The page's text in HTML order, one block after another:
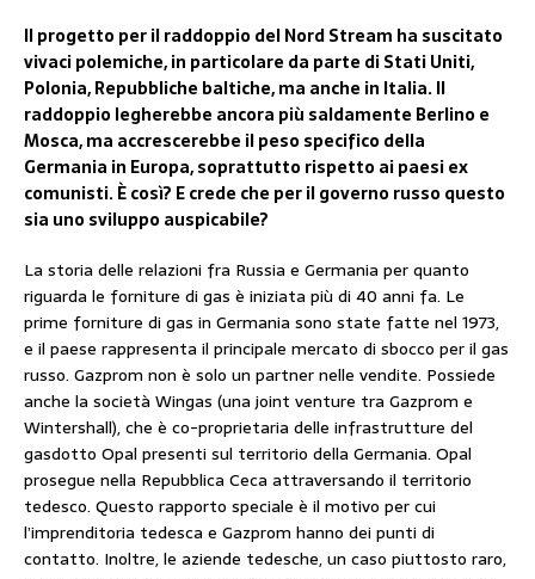
Il progetto per il raddoppio del Nord Stream ha suscitato
vivaci polemiche, in particolare da parte di Stati Uniti,
Polonia, Repubbliche baltiche, ma anche in Italia. Il
raddoppio legherebbe ancora più saldamente Berlino e
Mosca, ma accrescerebbe il peso specifico della
Germania in Europa, soprattutto rispetto ai paesi ex
comunisti. È così? E crede che per il governo russo questo
sia uno sviluppo auspicabile?
La storia delle relazioni fra Russia e Germania per quanto
riguarda le forniture di gas è iniziata più di 40 anni fa. Le
prime forniture di gas in Germania sono state fatte nel 1973,
e il paese rappresenta il principale mercato di sbocco per il gas
russo. Gazprom non è solo un partner nelle vendite. Possiede
anche la società Wingas (una joint venture tra Gazprom e
Wintershall), che è co-proprietaria delle infrastrutture del
gasdotto Opal presenti sul territorio della Germania. Opal
prosegue nella Repubblica Ceca attraversando il territorio
tedesco. Questo rapporto speciale è il motivo per cui
l’imprenditoria tedesca e Gazprom hanno dei punti di
contatto. Inoltre, le aziende tedesche, un caso piuttosto raro,